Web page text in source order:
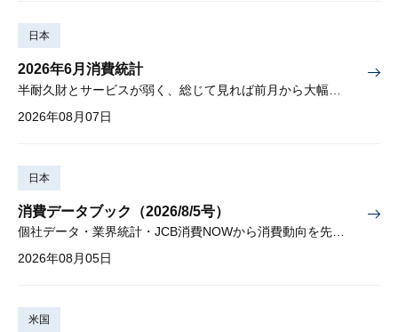
日本
2026年6月消費統計
2026年08月07日
日本
消費データブック（2026/8/5号）
個社データ・業界統計・JCB消費NOWから消費動向を先取り
2026年08月05日
米国